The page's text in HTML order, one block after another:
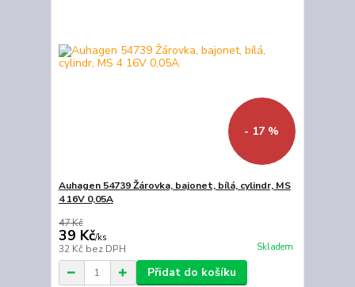
- 17 %
Auhagen 54739 Žárovka, bajonet, bílá, cylindr, MS
4 16V 0,05A
47 Kč
39 Kč/ks
32 Kč bez DPH Skladem
Přidat do košíku